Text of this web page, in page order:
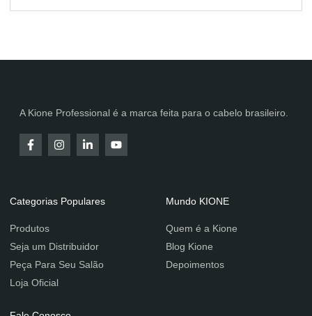
A Kione Professional é a marca feita para o cabelo brasileiro.
Categorias Populares
Produtos
Seja um Distribuidor
Peça Para Seu Salão
Loja Oficial
Mundo KIONE
Quem é a Kione
Blog Kione
Depoimentos